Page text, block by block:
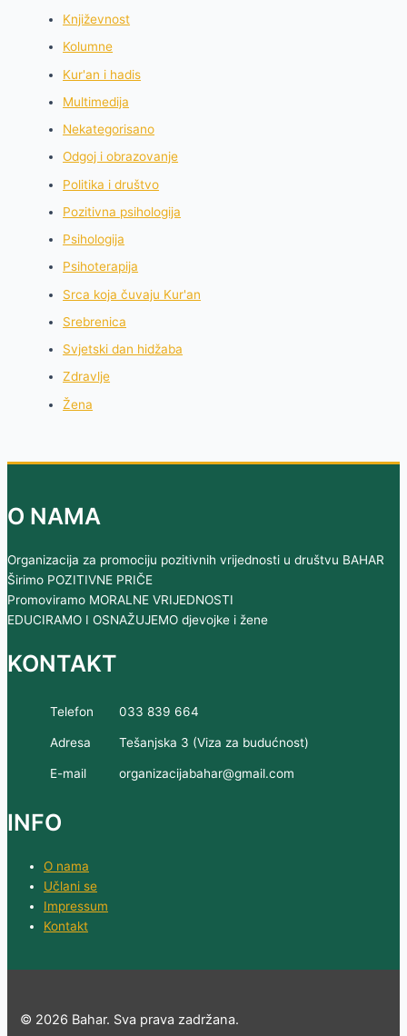
Književnost
Kolumne
Kur'an i hadis
Multimedija
Nekategorisano
Odgoj i obrazovanje
Politika i društvo
Pozitivna psihologija
Psihologija
Psihoterapija
Srca koja čuvaju Kur'an
Srebrenica
Svjetski dan hidžaba
Zdravlje
Žena
O NAMA
Organizacija za promociju pozitivnih vrijednosti u društvu BAHAR
Širimo POZITIVNE PRIČE
Promoviramo MORALNE VRIJEDNOSTI
EDUCIRAMO I OSNAŽUJEMO djevojke i žene
KONTAKT
Telefon 033 839 664
Adresa Tešanjska 3 (Viza za budućnost)
E-mail organizacijabahar@gmail.com
INFO
O nama
Učlani se
Impressum
Kontakt
© 2026 Bahar. Sva prava zadržana.